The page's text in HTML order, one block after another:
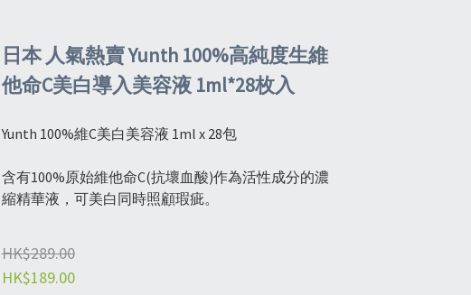
日本 人氣熱賣 Yunth 100%高純度生維
他命C美白導入美容液 1ml*28枚入
Yunth 100%維C美白美容液 1ml x 28包
含有100%原始維他命C(抗壞血酸)作為活性成分的濃
縮精華液，可美白同時照顧瑕疵。
HK$289.00
HK$189.00